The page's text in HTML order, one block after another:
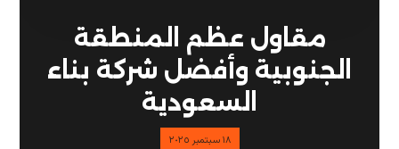
مقاول عظم المنطقة
الجنوبية وأفضل شركة بناء
السعودية
١٨ سبتمبر ٢٠٢٥